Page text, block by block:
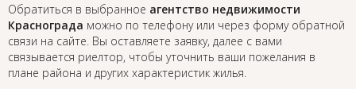
Обратиться в выбранное агентство недвижимости
Краснограда можно по телефону или через форму обратной
связи на сайте. Вы оставляете заявку, далее с вами
связывается риелтор, чтобы уточнить ваши пожелания в
плане района и других характеристик жилья.